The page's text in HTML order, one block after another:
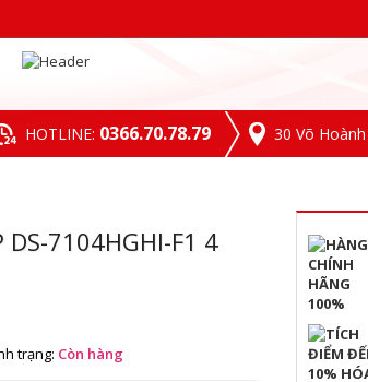
HOTLINE: 0366.70.78.79 30 Võ
7104HGHI-F1 4
trạng: Còn hàng